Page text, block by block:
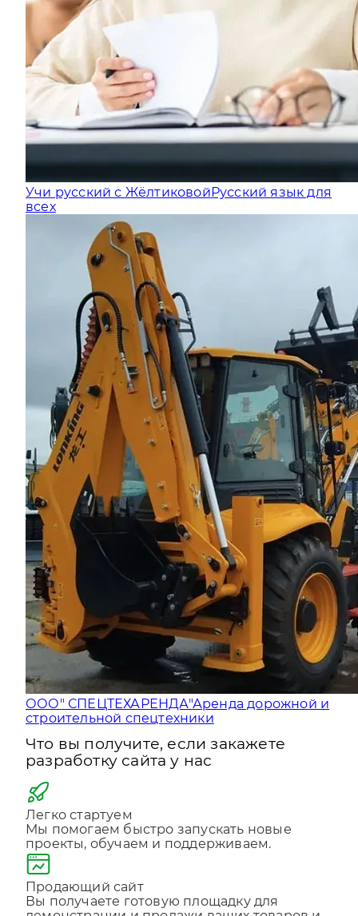
Учи русский с Жёлтиковой
всех
ООО" СПЕЦТЕХАРЕНДА"
строительной спецтехники
Что вы получите, если закажете
разработку сайта у нас
Легко стартуем
Мы помогаем быстро запускать новые
проекты, обучаем и поддерживаем.
Продающий сайт
Вы получаете готовую площадку для
демонстрации и продажи ваших товаров и